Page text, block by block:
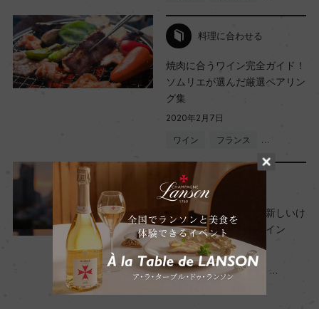
料理に合わせる
焼肉に合うワイン完全ガイド！
ソムリエが選んだ厳選ペアリン
グ集
2020年2月7日
ワイン フランス …
ワインのキホン
ニューワールドとは？新しいけ
ど歴史深い、新世界ワイン
2019年9月21日
ワイン 初心者向け …